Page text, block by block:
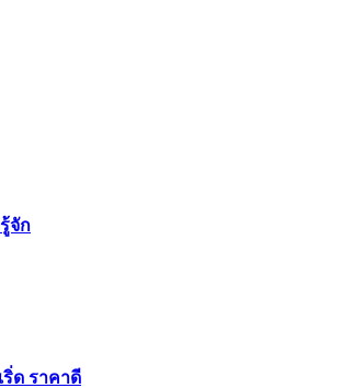
จัก
ด ราคาดี